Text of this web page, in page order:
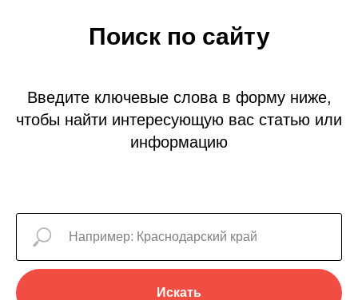
Поиск по сайту
Введите ключевые слова в форму ниже,
чтобы найти интересующую вас статью или
информацию
Искать